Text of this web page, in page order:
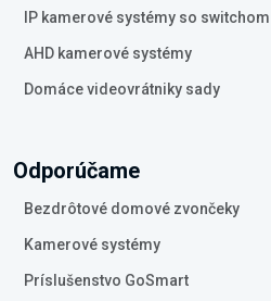
IP kamerové systémy so switchom
AHD kamerové systémy
Domáce videovrátniky sady
Odporúčame
Bezdrôtové domové zvončeky
Kamerové systémy
Príslušenstvo GoSmart